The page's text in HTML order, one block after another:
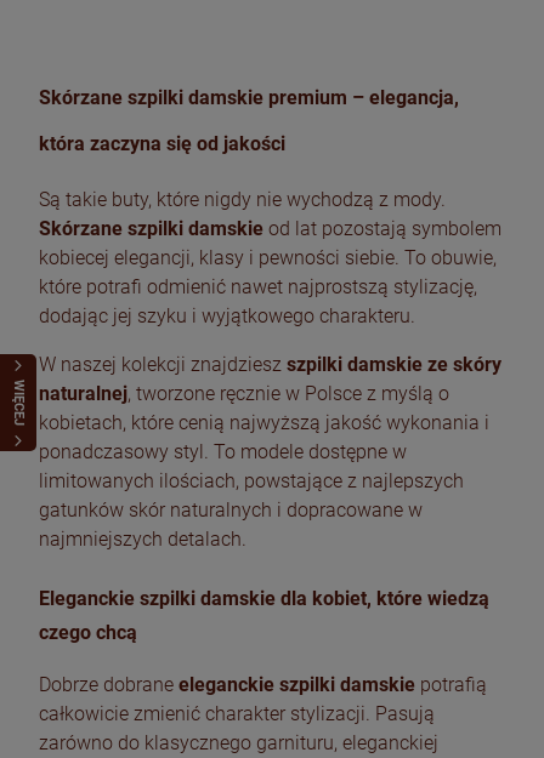
WIĘCEJ
Skórzane szpilki damskie premium – elegancja,
która zaczyna się od jakości
Są takie buty, które nigdy nie wychodzą z mody.
Skórzane szpilki damskie od lat pozostają symbolem
kobiecej elegancji, klasy i pewności siebie. To obuwie,
które potrafi odmienić nawet najprostszą stylizację,
dodając jej szyku i wyjątkowego charakteru.
W naszej kolekcji znajdziesz szpilki damskie ze skóry
naturalnej, tworzone ręcznie w Polsce z myślą o
kobietach, które cenią najwyższą jakość wykonania i
ponadczasowy styl. To modele dostępne w
limitowanych ilościach, powstające z najlepszych
gatunków skór naturalnych i dopracowane w
najmniejszych detalach.
Eleganckie szpilki damskie dla kobiet, które wiedzą
czego chcą
Dobrze dobrane eleganckie szpilki damskie potrafią
całkowicie zmienić charakter stylizacji. Pasują
zarówno do klasycznego garnituru, eleganckiej